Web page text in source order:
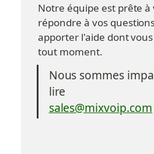
Notre équipe est prête à
répondre à vos
apporter l'aide dont
tout moment.
Nous sommes
lire
sales@mixvoip.com